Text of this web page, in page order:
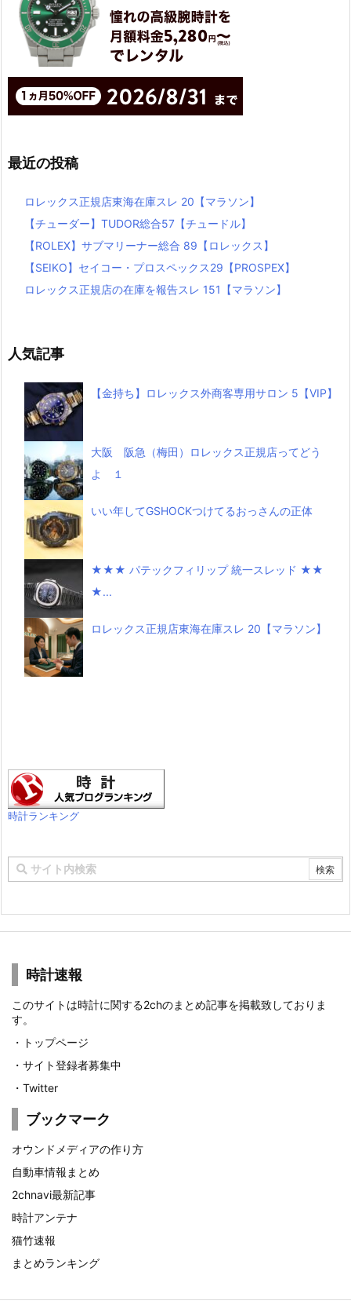
最近の投稿
ロレックス正規店東海在庫スレ 20【マラソン】
【チューダー】TUDOR総合57【チュードル】
【ROLEX】サブマリーナー総合 89【ロレックス】
【SEIKO】セイコー・プロスペックス29【PROSPEX】
ロレックス正規店の在庫を報告スレ 151【マラソン】
人気記事
【金持ち】ロレックス外商客専用サロン 5【VIP】
大阪 阪急（梅田）ロレックス正規店ってどう
よ １
いい年してGSHOCKつけてるおっさんの正体
★★★ パテックフィリップ 統一スレッド ★★
★...
ロレックス正規店東海在庫スレ 20【マラソン】
時計ランキング
時計速報
このサイトは時計に関する2chのまとめ記事を掲載致しておりま
す。
・ トップページ
・ サイト登録者募集中
・ Twitter
ブックマーク
オウンドメディアの作り方
自動車情報まとめ
2chnavi最新記事
時計アンテナ
猫竹速報
まとめランキング